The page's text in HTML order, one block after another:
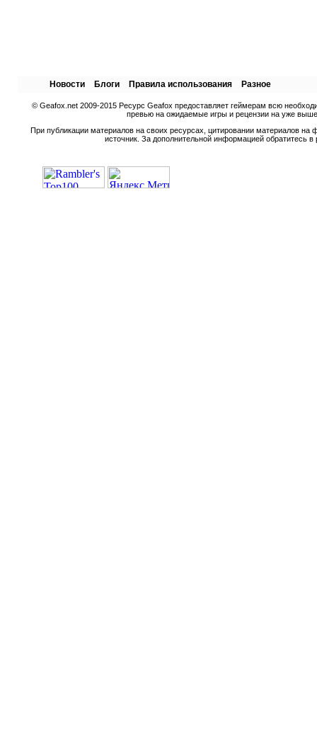
Новости Блоги Правила использования Разное
© Geafox.net 2009-2015 Ресурс Geafox предоставляет геймерам всю
превью на ожидаемые игры и рецензии на уже
При публикации материалов на своих ресурсах, цитировании материалов
источник. За дополнительной информацией обратитесь